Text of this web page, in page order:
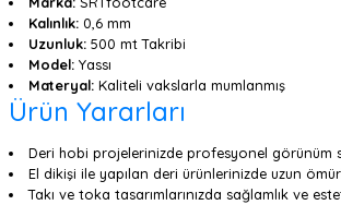
Kalınlık:0,6 mm
Uzunluk:500 mt Takribi
Model:Yassı
Materyal:Kaliteli vakslarla mumlanmış
Ürün Yararları
Deri hobi projelerinizde profesyonel görünüm
El dikişi ile yapılan deri ürünlerinizde uzun
Takı ve toka tasarımlarınızda sağlamlık ve